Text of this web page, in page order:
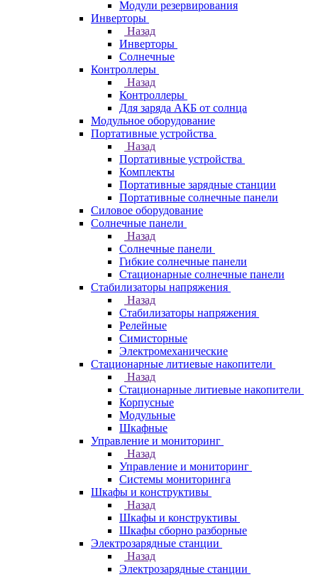
Модули резервирования
Инверторы
Назад
Инверторы
Солнечные
Контроллеры
Назад
Контроллеры
Для заряда АКБ от солнца
Модульное оборудование
Портативные устройства
Назад
Портативные устройства
Комплекты
Портативные зарядные станции
Портативные солнечные панели
Силовое оборудование
Солнечные панели
Назад
Солнечные панели
Гибкие солнечные панели
Стационарные солнечные панели
Стабилизаторы напряжения
Назад
Стабилизаторы напряжения
Релейные
Симисторные
Электромеханические
Стационарные литиевые накопители
Назад
Стационарные литиевые накопители
Корпусные
Модульные
Шкафные
Управление и мониторинг
Назад
Управление и мониторинг
Системы мониторинга
Шкафы и конструктивы
Назад
Шкафы и конструктивы
Шкафы сборно разборные
Электрозарядные станции
Назад
Электрозарядные станции